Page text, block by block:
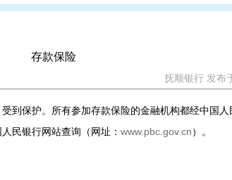
存款保险
抚顺银行 发布
到保护。所有参加存款保险的金融机构都经中国
民银行网站查询（网址： www.pbc.gov.cn）。